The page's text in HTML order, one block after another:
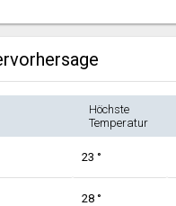
Höchste
Temperatur
23 °
28 °